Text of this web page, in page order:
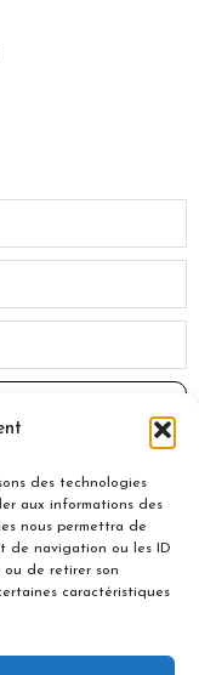
des technologies
aux informations des
nous permettra de
de navigation ou les ID
de retirer son
caractéristiques